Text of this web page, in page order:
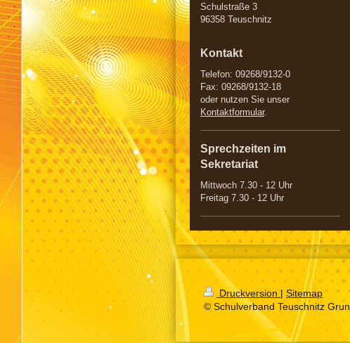
Schulstraße 3
96358 Teuschnitz
Kontakt
Telefon: 09268/9132-0
Fax: 09268/9132-18
oder nutzen Sie unser
Kontaktformular.
Sprechzeiten im
Sekretariat
Mittwoch 7.30 - 12 Uhr
Freitag 7.30 - 12 Uhr
Druckversion | Sitemap
© Schulverband Teuschnitz